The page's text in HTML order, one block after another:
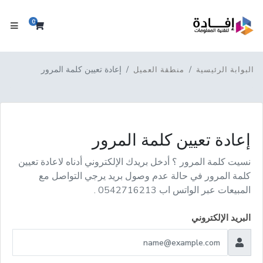
0عربة
البوابة الرئيسية منطقة العميل إعادة تعيين كلمة المرور
إعادة تعيين كلمة المرور
نسيت كلمة المرور ؟ أدخل بريدك الإلكتروني أدناه لاعادة تعيين
كلمة المرور في حالة عدم وصول بريد يرجي التواصل مع
المبيعات عبر الواتس اب 0542716213 .
البريد الإلكتروني